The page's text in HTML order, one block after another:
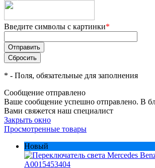
Введите символы с картинки*
* - Поля, обязательные для заполнения
Сообщение отправлено
Ваше сообщение успешно отправлено. В
Вами свяжется наш специалист
Закрыть окно
Просмотренные товары
Новый